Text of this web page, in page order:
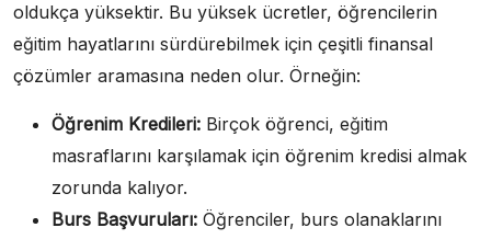
oldukça yüksektir. Bu yüksek ücretler, öğrencilerin
eğitim hayatlarını sürdürebilmek için çeşitli finansal
çözümler aramasına neden olur. Örneğin:
Öğrenim Kredileri: Birçok öğrenci, eğitim
masraflarını karşılamak için öğrenim kredisi almak
zorunda kalıyor.
Burs Başvuruları: Öğrenciler, burs olanaklarını